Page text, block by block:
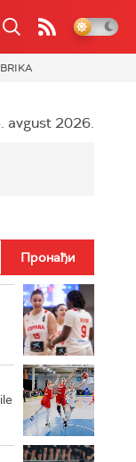
avgust 2026.